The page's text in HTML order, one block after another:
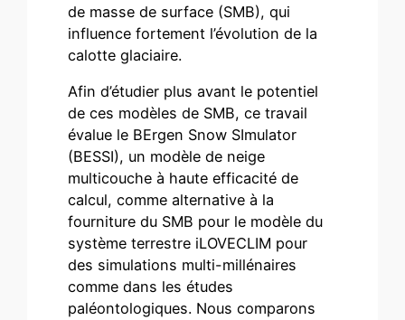
de masse de surface (SMB), qui
influence fortement l’évolution de la
calotte glaciaire.
Afin d’étudier plus avant le potentiel
de ces modèles de SMB, ce travail
évalue le BErgen Snow SImulator
(BESSI), un modèle de neige
multicouche à haute efficacité de
calcul, comme alternative à la
fourniture du SMB pour le modèle du
système terrestre iLOVECLIM pour
des simulations multi-millénaires
comme dans les études
paléontologiques. Nous comparons